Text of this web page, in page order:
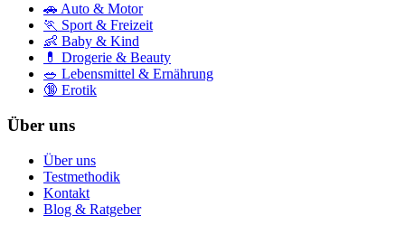
🚗 Auto & Motor
🏃 Sport & Freizeit
👶 Baby & Kind
💊 Drogerie & Beauty
🥗 Lebensmittel & Ernährung
🔞 Erotik
Über uns
Über uns
Testmethodik
Kontakt
Blog & Ratgeber